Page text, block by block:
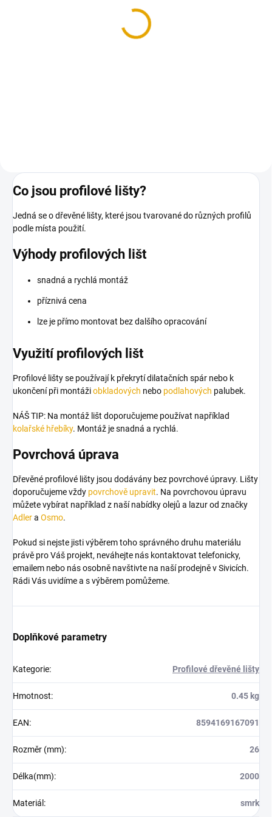
Co jsou profilové lišty?
Jedná se o dřevěné lišty, které jsou tvarované do různých profilů
podle místa použití.
Výhody profilových lišt
snadná a rychlá montáž
příznivá cena
lze je přímo montovat bez dalšího opracování
Využití profilových lišt
Profilové lišty se používají k překrytí dilatačních spár nebo k
ukončení při montážiobkladových nebo podlahových palubek.
NÁŠ TIP: Na montáž lišt doporučujeme používat například
kolařské hřebíky. Montáž je snadná a rychlá.
Povrchová úprava
Dřevěné profilové lišty jsou dodávány bez povrchové úpravy. Lišty
doporučujeme vždy povrchově upravit. Na povrchovou úpravu
můžete vybírat například z naší nabídky olejů a lazur od značky
Adlera Osmo.
Pokud si nejste jisti výběrem toho správného druhu materiálu
právě pro Váš projekt, neváhejte nás kontaktovat telefonicky,
emailem nebo nás osobně navštivte na naší prodejně v Sivicích.
Rádi Vás uvidíme a s výběrem pomůžeme.
Doplňkové parametry
Kategorie: Profilové dřevěné lišty
Hmotnost: 0.45 kg
EAN: 8594169167091
Rozměr (mm): 26
Délka(mm): 2000
Materiál : smrk